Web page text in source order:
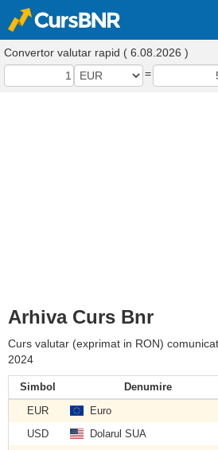
Convertor valutar rapid ( 6.08.2026 )
=
Arhiva Curs Bnr
Curs valutar (exprimat in RON)
2024
Simbol Denumire
EUR
Euro
USD
Dolarul SUA